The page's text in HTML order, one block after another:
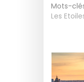
Mots-
Les